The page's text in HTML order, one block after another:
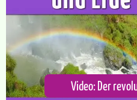
Video: Der